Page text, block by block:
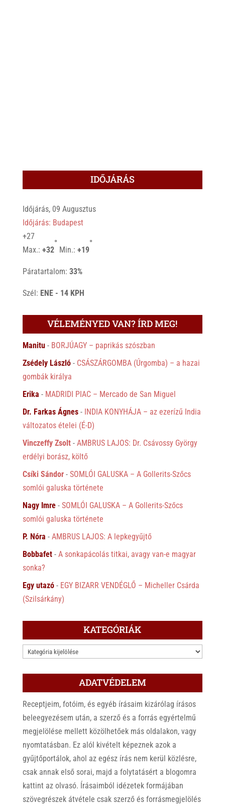
IDŐJÁRÁS
Időjárás, 09 Augusztus
Időjárás: Budapest
+27
Max.: +32
°
Min.: +19
°
Páratartalom: 33%
Szél: ENE - 14 KPH
VÉLEMÉNYED VAN? ÍRD MEG!
Manitu- BORJÚAGY – paprikás szószban
Zsédely László- CSÁSZÁRGOMBA (Úrgomba) – a hazai
gombák királya
Erika - MADRIDI PIAC – Mercado de San Miguel
Dr. Farkas Ágnes- INDIA KONYHÁJA – az ezerízű India
változatos ételei (É-D)
Vinczeffy Zsolt- AMBRUS LAJOS: Dr. Csávossy György
erdélyi borász, költő
Csíki Sándor- SOMLÓI GALUSKA – A Gollerits-Szőcs
somlói galuska története
Nagy Imre- SOMLÓI GALUSKA – A Gollerits-Szőcs
somlói galuska története
P. Nóra - AMBRUS LAJOS: A lepkegyűjtő
Bobbafet- A sonkapácolás titkai, avagy van-e magyar
sonka?
Egy utazó- EGY BIZARR VENDÉGLŐ – Micheller Csárda
(Szilsárkány)
KATEGÓRIÁK
KATEGÓRIÁK
ADATVÉDELEM
Receptjeim, fotóim, és egyéb írásaim kizárólag írásos
beleegyezésem után, a szerző és a forrás egyértelmű
megjelölése mellett közölhetőek más oldalakon, vagy
nyomtatásban. Ez alól kivételt képeznek azok a
gyűjtőportálok, ahol az egész írás nem kerül közlésre,
csak annak első sorai, majd a folytatásért a blogomra
kattint az olvasó. Írásaimból idézetek formájában
szövegrészek átvétele csak szerző és forrásmegjelölés